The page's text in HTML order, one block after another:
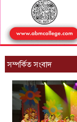
সম্পর্কিত সংবাদ